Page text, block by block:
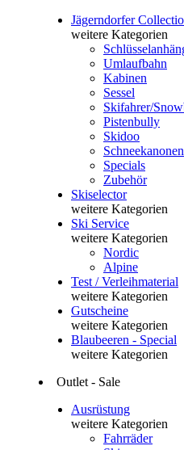
Jägerndorfer
weitere Kategorien
Umlaufbahn
Kabinen
Sessel
Skifahrer/
Pistenbully
Skidoo
Schneekanonen
Specials
Zubehör
Skiselector
weitere Kategorien
Ski Service
weitere Kategorien
Nordic
Alpine
Test / Verleihmaterial
weitere Kategorien
Gutscheine
weitere Kategorien
Blaubeeren - Special
weitere Kategorien
Outlet - Sale
Ausrüstung
weitere Kategorien
Fahrräder